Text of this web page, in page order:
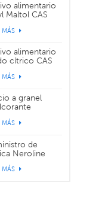
alimentario
Maltol CAS
MÁS
alimentario
cítrico CAS
MÁS
a granel
CAS
MÁS
de
Neroline
MÁS